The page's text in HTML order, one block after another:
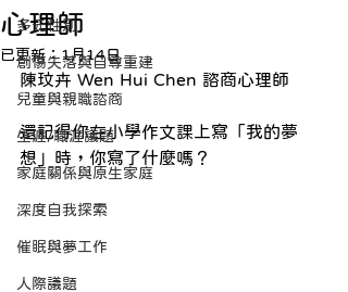
多元性別
創傷失落與自尊重建
兒童與親職諮商
生涯/職涯議題
家庭關係與原生家庭
深度自我探索
催眠與夢工作
人際議題
心理師
已更新：1月14日
陳玟卉 Wen Hui Chen 諮商心理師
還記得你在小學作文課上寫「我的夢
想」時，你寫了什麼嗎？